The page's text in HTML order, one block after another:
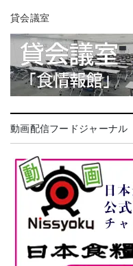
貸会議室
動画配信フードジャーナル